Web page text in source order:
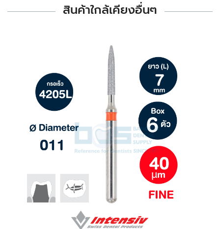
สินค้าใกล้เคียงอื่นๆ